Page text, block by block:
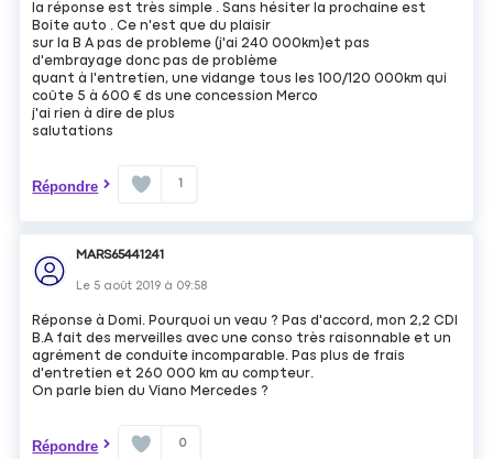
la réponse est très simple . Sans hésiter la prochaine est
Boite auto . Ce n'est que du plaisir
sur la B A pas de probleme (j'ai 240 000km)et pas
d'embrayage donc pas de problème
quant à l'entretien, une vidange tous les 100/120 000km qui
coûte 5 à 600 € ds une concession Merco
j'ai rien à dire de plus
salutations
Répondre 1
MARS65441241
Le 5 août 2019 à 09:58
Réponse à Domi. Pourquoi un veau ? Pas d'accord, mon 2,2 CDI
B.A fait des merveilles avec une conso très raisonnable et un
agrément de conduite incomparable. Pas plus de frais
d'entretien et 260 000 km au compteur.
On parle bien du Viano Mercedes ?
Répondre 0